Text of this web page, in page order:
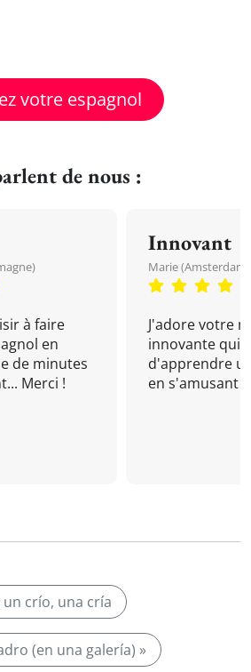
votre espagnol
de nous :
à faire
en
de minutes
Merci !
Innovant
Marie (Amsterdam,
J'adore votre
innovante qui
d'apprendre
en s'amusant !
un crío, una cría
(en una galería) »